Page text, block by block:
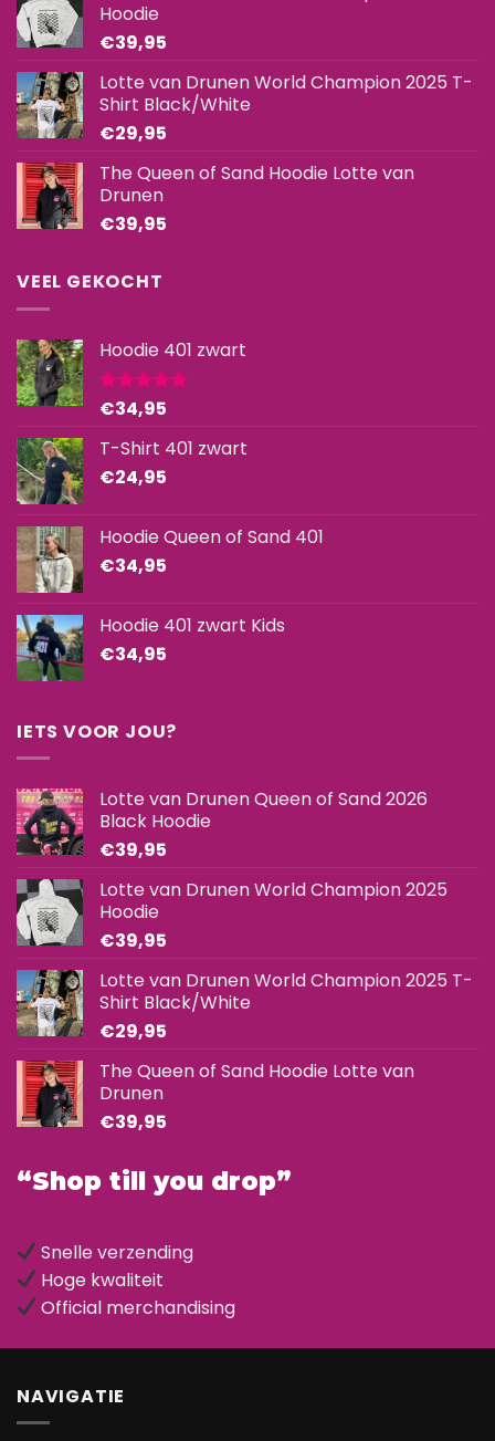
Hoodie
€39,95
Lotte van Drunen World Champion 2025 T-
Shirt Black/White
€29,95
The Queen of Sand Hoodie Lotte van
Drunen
€39,95
VEEL GEKOCHT
Hoodie 401 zwart
Gewaardeerd
€34,95
T-Shirt 401 zwart
€24,95
Hoodie Queen of Sand 401
€34,95
Hoodie 401 zwart Kids
€34,95
IETS VOOR JOU?
Lotte van Drunen Queen of Sand 2026
Black Hoodie
€39,95
Lotte van Drunen World Champion 2025
Hoodie
€39,95
Lotte van Drunen World Champion 2025 T-
Shirt Black/White
€29,95
The Queen of Sand Hoodie Lotte van
Drunen
€39,95
“Shop till you drop”
Snelle verzending
Hoge kwaliteit
Official merchandising
NAVIGATIE